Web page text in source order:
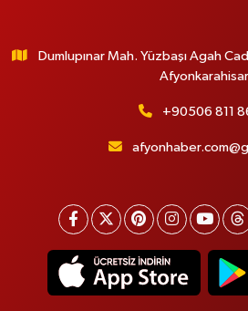
Dumlupınar Mah. Yüzbaşı Agah
Afyonkarahisar
+90506 811